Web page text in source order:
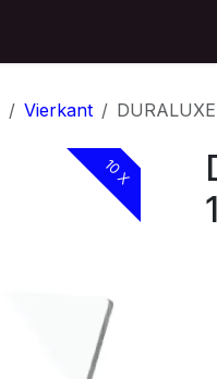
Vierkant
10 X